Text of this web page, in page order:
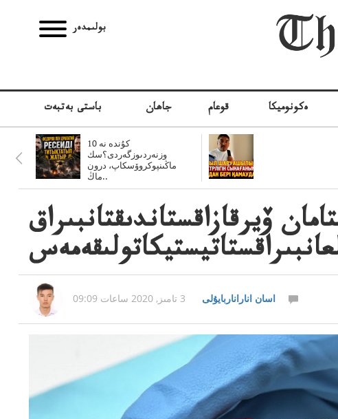
بولىمدەر
باستى بەتبەت جاھان قوعام ەكونوميكا
10 كۇندە نە
وزنەردىوزگەردى؟سك
ماڭىنپوكروۆسكاپ، درون
ماڭ..
ۆيرقازاقستاندىقتانبىراق
اسان اناراناربايۇلى 3 تامىز, 2020 ساعات 09:09